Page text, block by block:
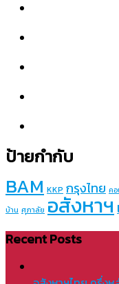
ป้ายกำกับ
BAM KKP กรุงไทย คอ
บ้าน ศุภาลัย อสังหาฯ
Recent Posts